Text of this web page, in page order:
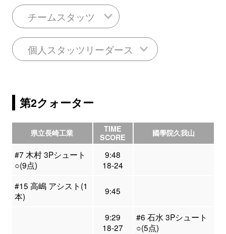
チームスタッツ
個人スタッツリーダース
第2クォーター
県立長崎工業
TIME
SCORE
國學院久我山
#7 木村 3Pシュート
○(9点)
9:48
18-24
#15 高嶋 アシスト(1
本)
9:45
9:29
18-27
#6 石水 3Pシュート
○(5点)